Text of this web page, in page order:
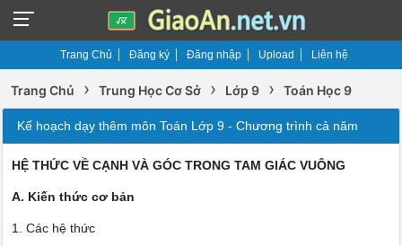
Trang Chủ Đăng ký Đăng nhập Upload Liên hệ
Trang Chủ › Trung Học Cơ Sở › Lớp 9 › Toán Học 9
Kế hoạch dạy thêm môn Toán Lớp 9 - Chương trình cả năm
HỆ THỨC VỀ CẠNH VÀ GÓC TRONG TAM GIÁC VUÔNG
A. Kiến thức cơ bản
1. Các hệ thức